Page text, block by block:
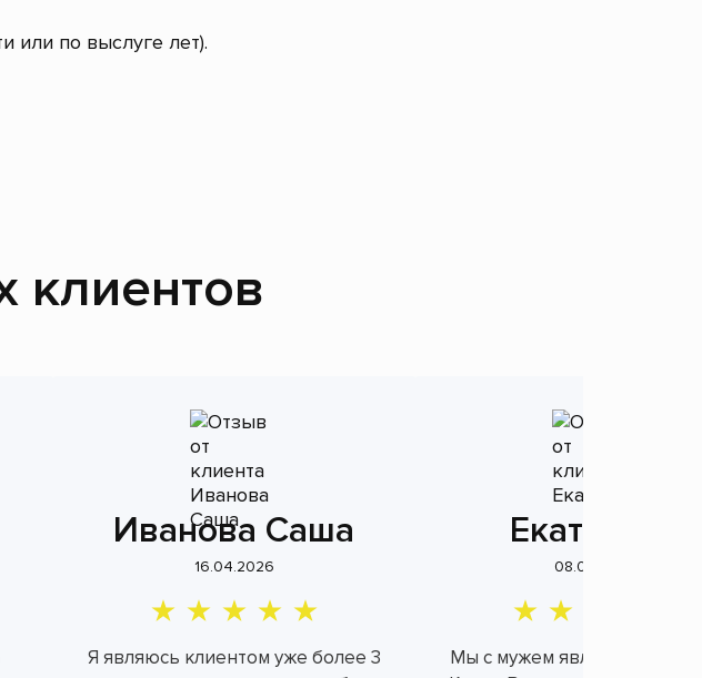
или по выслуге лет).
Иванова Саша
16.04.2026
Я являюсь клиентом уже более 3
Екатерина
08.04.2026
Мы с мужем являемся